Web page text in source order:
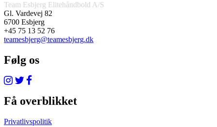
Team Esbjerg Elitehåndbold A/S
Gl. Vardevej 82
6700 Esbjerg
+45 75 13 52 76
teamesbjerg@teamesbjerg.dk
Følg os
Få overblikket
Privatlivspolitik